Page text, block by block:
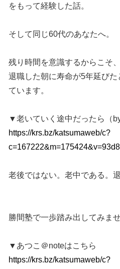
をもって経験した話。
そして同じ60代のあなたへ。
残り時間を意識するからこそ
退職した朝に寿命が5年延び
ています。
▼老いていく途中だったら（
https://krs.bz/katsumaweb/c?
老後ではない。老中である。
勝間塾で一歩踏み出してみませ
▼あつこ＠noteはこちら
https://krs.bz/katsumaweb/c?